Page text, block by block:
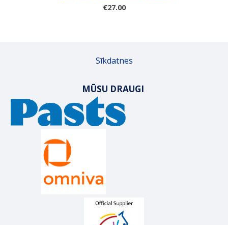
€27.00
Sīkdatnes
MŪSU DRAUGI